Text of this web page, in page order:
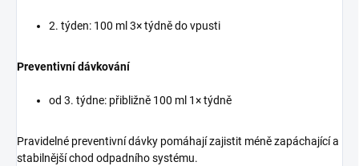
2. týden: 100 ml 3× týdně do vpusti
Preventivní dávkování
od 3. týdne: přibližně 100 ml 1× týdně
Pravidelné preventivní dávky pomáhají zajistit méně zapáchající a
stabilnější chod odpadního systému.